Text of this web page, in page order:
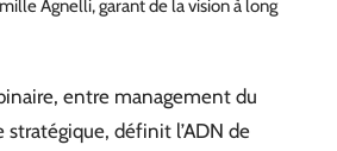
Agnelli, garant de la vision à long
entre management du
définit l’ADN de